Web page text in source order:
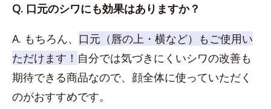
Q. 口元のシワにも効果はありますか？
A. もちろん、 口元（唇の上・横など）もご使用い
ただけます！ 自分では気づきにくいシワの改善も
期待できる商品なので、顔全体に使っていただく
のがおすすめです。